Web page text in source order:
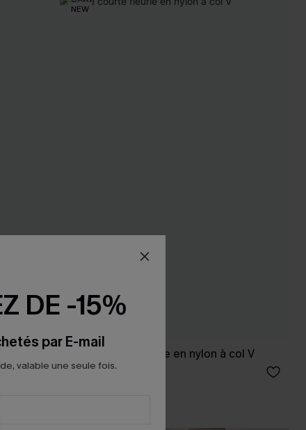
NEW
Robe courte fleurie en nylon à col V
46,00 €
DE -15%
par E-mail
valable une seule fois.